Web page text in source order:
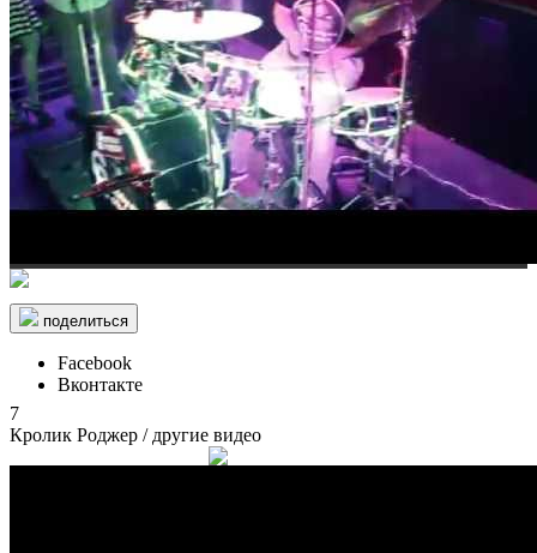
поделиться
Facebook
Вконтакте
7
Кролик Роджер / другие видео